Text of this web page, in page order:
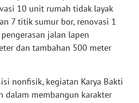
10 unit rumah tidak layak
7 titik sumur bor, renovasi 1
jalan lapen
dan tambahan 500 meter
nonfisik, kegiatan Karya Bakti
dalam membangun karakter